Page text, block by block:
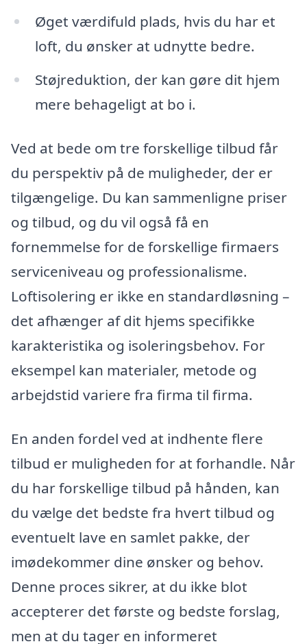
Øget værdifuld plads, hvis du har et
loft, du ønsker at udnytte bedre.
Støjreduktion, der kan gøre dit hjem
mere behageligt at bo i.
Ved at bede om tre forskellige tilbud får
du perspektiv på de muligheder, der er
tilgængelige. Du kan sammenligne priser
og tilbud, og du vil også få en
fornemmelse for de forskellige firmaers
serviceniveau og professionalisme.
Loftisolering er ikke en standardløsning –
det afhænger af dit hjems specifikke
karakteristika og isoleringsbehov. For
eksempel kan materialer, metode og
arbejdstid variere fra firma til firma.
En anden fordel ved at indhente flere
tilbud er muligheden for at forhandle. Når
du har forskellige tilbud på hånden, kan
du vælge det bedste fra hvert tilbud og
eventuelt lave en samlet pakke, der
imødekommer dine ønsker og behov.
Denne proces sikrer, at du ikke blot
accepterer det første og bedste forslag,
men at du tager en informeret